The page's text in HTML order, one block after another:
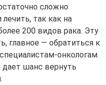
сложно
так как на
200 видов рака. Эту
главное — обратиться к
онкологам.
дает шанс вернуть